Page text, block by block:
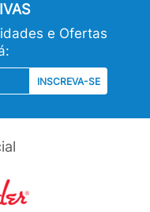
e Ofertas
INSCREVA-SE